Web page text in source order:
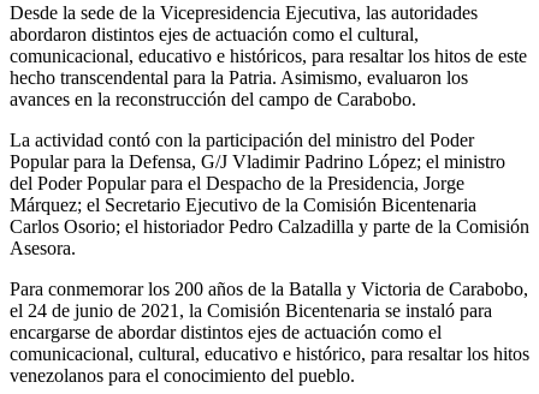
Desde la sede de la Vicepresidencia Ejecutiva, las autoridades
abordaron distintos ejes de actuación como el cultural,
comunicacional, educativo e históricos, para resaltar los hitos de este
hecho transcendental para la Patria. Asimismo, evaluaron los
avances en la reconstrucción del campo de Carabobo.
La actividad contó con la participación del ministro del Poder
Popular para la Defensa, G/J Vladimir Padrino López; el ministro
del Poder Popular para el Despacho de la Presidencia, Jorge
Márquez; el Secretario Ejecutivo de la Comisión Bicentenaria
Carlos Osorio; el historiador Pedro Calzadilla y parte de la Comisión
Asesora.
Para conmemorar los 200 años de la Batalla y Victoria de Carabobo,
el 24 de junio de 2021, la Comisión Bicentenaria se instaló para
encargarse de abordar distintos ejes de actuación como el
comunicacional, cultural, educativo e histórico, para resaltar los hitos
venezolanos para el conocimiento del pueblo.